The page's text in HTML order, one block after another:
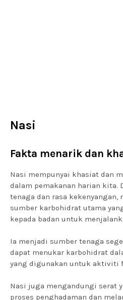
Nasi
Fakta menarik dan
Nasi mempunyai khasiat dan
dalam pemakanan harian kita.
tenaga dan rasa kekenyangan,
sumber karbohidrat utama
kepada badan untuk
Ia menjadi sumber tenaga
dapat menukar karbohidrat
yang digunakan untuk aktiviti
Nasi juga mengandungi serat
proses penghadaman dan